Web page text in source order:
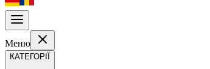
Меню
КАТЕГОРІЇ